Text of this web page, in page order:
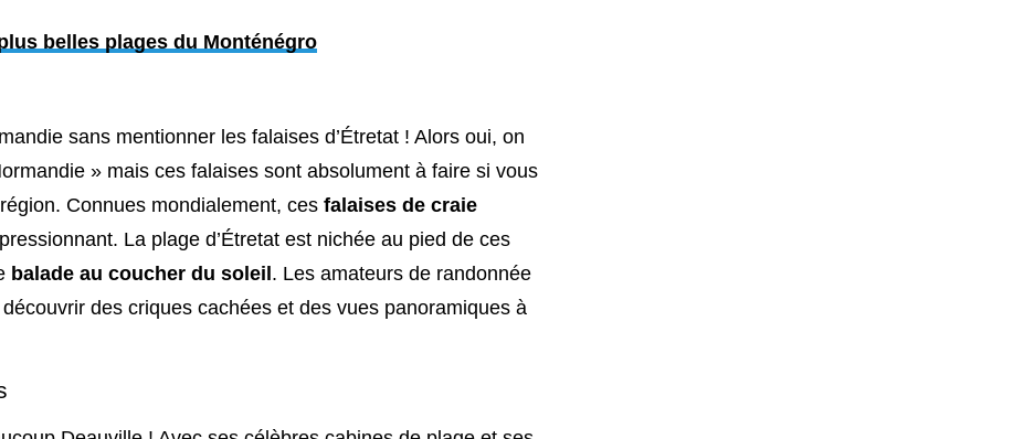
belles plages du Monténégro
sans mentionner les falaises d’Étretat ! Alors oui, on
» mais ces falaises sont absolument à faire si vous
Connues mondialement, ces falaises de craie
La plage d’Étretat est nichée au pied de ces
balade au coucher du soleil . Les amateurs de randonnée
des criques cachées et des vues panoramiques à